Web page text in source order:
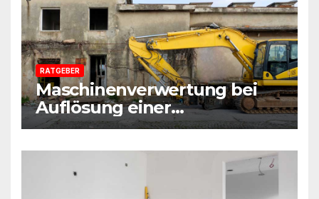
RATGEBER
Maschinenverwertung bei
Auflösung einer
Sanierungsfirma:
Beratersicht